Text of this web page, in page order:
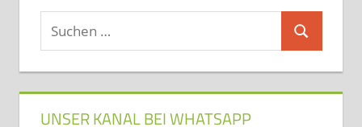
Suchen
nach:
Suchen
UNSER KANAL BEI WHATSAPP